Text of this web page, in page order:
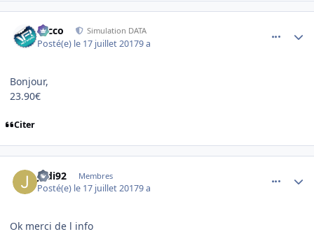
Nicco Simulation DATA
Posté(e) le 17 juillet 20179 a
Bonjour,
23.90€
Citer
Jedi92 Membres
Posté(e) le 17 juillet 20179 a
Ok merci de l info